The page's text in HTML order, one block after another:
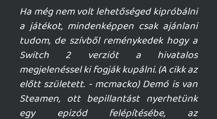
jelentkezned!
Necroman Mk2 2026.06.15 09:50:06
#212am
Olyan előfizetésem per pillanat nincs.
mcmacko 2026.06.15 09:47:05
mcmacko